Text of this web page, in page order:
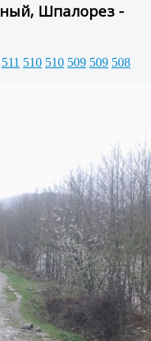
Шпалорез -
511 510 510 509 509 508